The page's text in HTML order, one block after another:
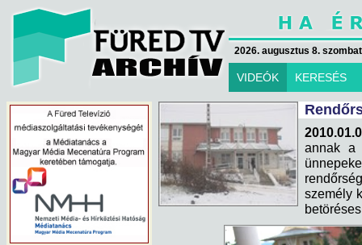
2026. augusztus 8.
VIDEÓK KERESÉS
annak a
személy